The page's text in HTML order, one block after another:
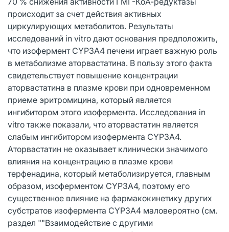
происходит за счет действия активных
циркулирующих метаболитов. Результаты
исследований in vitro дают основания предположить,
что изофермент CYP3А4 печени играет важную роль
в метаболизме аторвастатина. В пользу этого факта
свидетельствует повышение концентрации
аторвастатина в плазме крови при одновременном
приеме эритромицина, который является
ингибитором этого изофермента. Исследования in
vitro также показали, что аторвастатин является
слабым ингибитором изофермента CYP3А4.
Аторвастатин не оказывает клинически значимого
влияния на концентрацию в плазме крови
терфенадина, который метаболизируется, главным
образом, изоферментом CYP3А4, поэтому его
существенное влияние на фармакокинетику других
субстратов изофермента CYP3А4 маловероятно (см.
раздел ""Взаимодействие с другими